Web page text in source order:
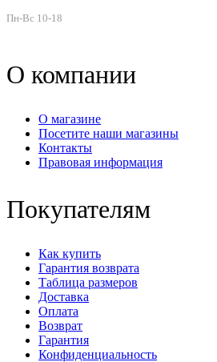
Пн-Вс 10-18
О компании
О магазине
Посетите наши магазины
Контакты
Правовая информация
Покупателям
Как купить
Гарантия возврата
Таблица размеров
Доставка
Оплата
Возврат
Гарантия
Конфиденциальность